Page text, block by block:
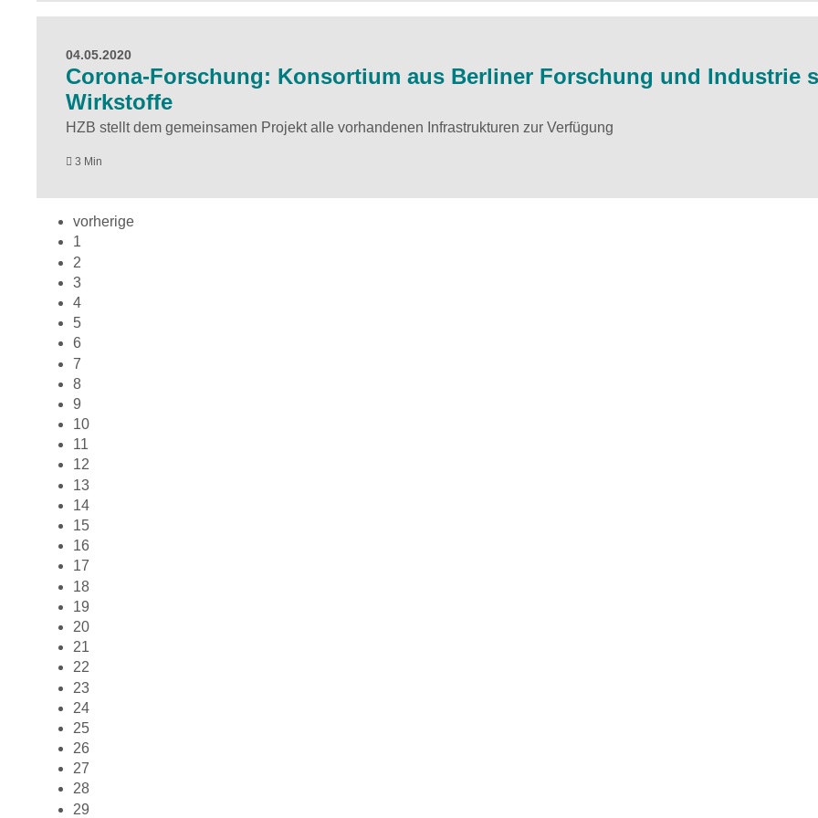
04.05.2020
Corona-Forschung: Konsortium aus Berliner Forschung und Industrie
Wirkstoffe
HZB stellt dem gemeinsamen Projekt alle vorhandenen Infrastrukturen zur Verfügung
3 Min
vorherige
1
2
3
4
5
6
7
8
9
10
11
12
13
14
15
16
17
18
19
20
21
22
23
24
25
26
27
28
29